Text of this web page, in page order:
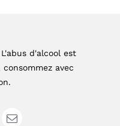
d'alcool est
avec